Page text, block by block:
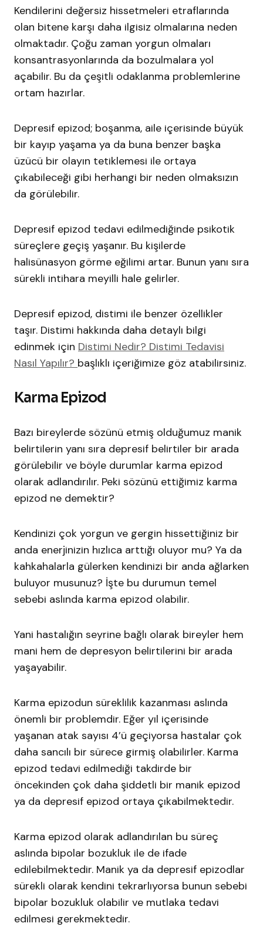
Kendilerini değersiz hissetmeleri etraflarında
olan bitene karşı daha ilgisiz olmalarına neden
olmaktadır. Çoğu zaman yorgun olmaları
konsantrasyonlarında da bozulmalara yol
açabilir. Bu da çeşitli odaklanma problemlerine
ortam hazırlar.
Depresif epizod; boşanma, aile içerisinde büyük
bir kayıp yaşama ya da buna benzer başka
üzücü bir olayın tetiklemesi ile ortaya
çıkabileceği gibi herhangi bir neden olmaksızın
da görülebilir.
Depresif epizod tedavi edilmediğinde psikotik
süreçlere geçiş yaşanır. Bu kişilerde
halisünasyon görme eğilimi artar. Bunun yanı sıra
sürekli intihara meyilli hale gelirler.
Depresif epizod, distimi ile benzer özellikler
taşır. Distimi hakkında daha detaylı bilgi
edinmek için Distimi Nedir? Distimi Tedavisi
Nasıl Yapılır? başlıklı içeriğimize göz atabilirsiniz.
Karma Epizod
Bazı bireylerde sözünü etmiş olduğumuz manik
belirtilerin yanı sıra depresif belirtiler bir arada
görülebilir ve böyle durumlar karma epizod
olarak adlandırılır. Peki sözünü ettiğimiz karma
epizod ne demektir?
Kendinizi çok yorgun ve gergin hissettiğiniz bir
anda enerjinizin hızlıca arttığı oluyor mu? Ya da
kahkahalarla gülerken kendinizi bir anda ağlarken
buluyor musunuz? İşte bu durumun temel
sebebi aslında karma epizod olabilir.
Yani hastalığın seyrine bağlı olarak bireyler hem
mani hem de depresyon belirtilerini bir arada
yaşayabilir.
Karma epizodun süreklilik kazanması aslında
önemli bir problemdir. Eğer yıl içerisinde
yaşanan atak sayısı 4’ü geçiyorsa hastalar çok
daha sancılı bir sürece girmiş olabilirler. Karma
epizod tedavi edilmediği takdirde bir
öncekinden çok daha şiddetli bir manik epizod
ya da depresif epizod ortaya çıkabilmektedir.
Karma epizod olarak adlandırılan bu süreç
aslında bipolar bozukluk ile de ifade
edilebilmektedir. Manik ya da depresif epizodlar
sürekli olarak kendini tekrarlıyorsa bunun sebebi
bipolar bozukluk olabilir ve mutlaka tedavi
edilmesi gerekmektedir.